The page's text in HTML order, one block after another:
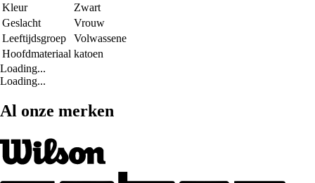
Kleur
Zwart
Geslacht
Vrouw
Leeftijdsgroep
Volwassene
Hoofdmateriaal katoen
Loading...
Loading...
Al onze merken